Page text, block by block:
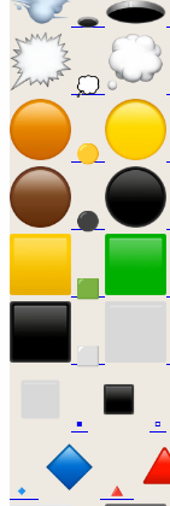
🕳️
💭
🟡
⚫
🟩
⬜
▪️ ▫️
🔹 🔺